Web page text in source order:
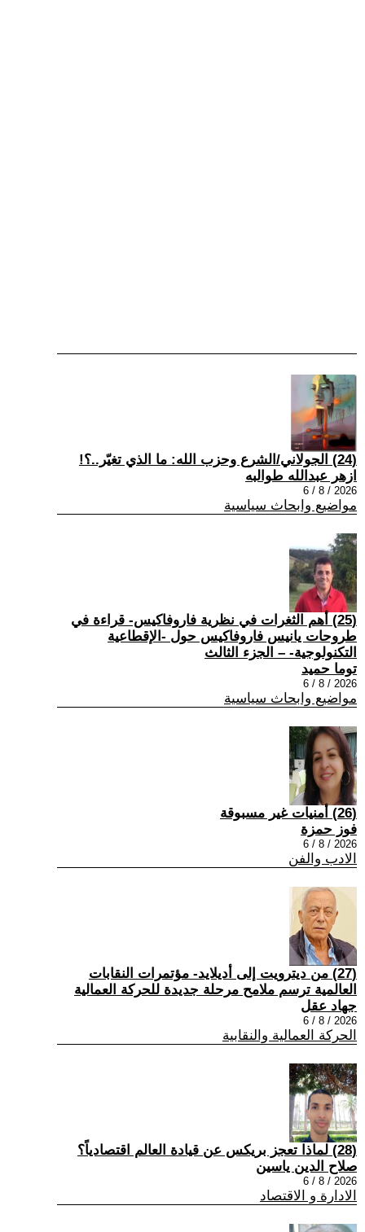
(24) الجولاني/الشرع وحزب الله: ما الذي تغيّر..؟!
ازهر عبدالله طوالبه
2026 / 8 / 6
مواضيع وابحاث سياسية
(25) أهم الثغرات في نظرية فاروفاكيس- قراءة في
طروحات يانيس فاروفاكيس حول -الإقطاعية
التكنولوجية- – الجزء الثالث
توما حميد
2026 / 8 / 6
مواضيع وابحاث سياسية
(26) أمنيات غير مسبوقة
فوز حمزة
2026 / 8 / 6
الادب والفن
(27) من ديترويت إلى أديلايد- مؤتمرات النقابات
العالمية ترسم ملامح مرحلة جديدة للحركة العمالية
جهاد عقل
2026 / 8 / 6
الحركة العمالية والنقابية
(28) لماذا تعجز بريكس عن قيادة العالم اقتصادياً؟
صلاح الدين ياسين
2026 / 8 / 6
الادارة و الاقتصاد